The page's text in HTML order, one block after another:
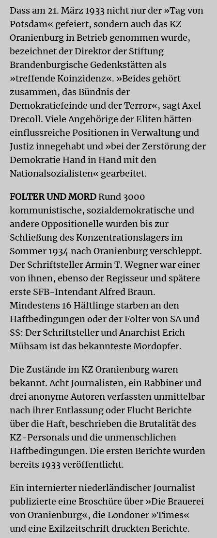
Dass am 21. März 1933 nicht nur der »Tag von
Potsdam« gefeiert, sondern auch das KZ
Oranienburg in Betrieb genommen wurde,
bezeichnet der Direktor der Stiftung
Brandenburgische Gedenkstätten als
»treffende Koinzidenz«. »Beides gehört
zusammen, das Bündnis der
Demokratiefeinde und der Terror«, sagt Axel
Drecoll. Viele Angehörige der Eliten hätten
einflussreiche Positionen in Verwaltung und
Justiz innegehabt und »bei der Zerstörung der
Demokratie Hand in Hand mit den
Nationalsozialisten« gearbeitet.
FOLTER UND MORDRund 3000
kommunistische, sozialdemokratische und
andere Oppositionelle wurden bis zur
Schließung des Konzentrationslagers im
Sommer 1934 nach Oranienburg verschleppt.
Der Schriftsteller Armin T. Wegner war einer
von ihnen, ebenso der Regisseur und spätere
erste SFB-Intendant Alfred Braun.
Mindestens 16 Häftlinge starben an den
Haftbedingungen oder der Folter von SA und
SS: Der Schriftsteller und Anarchist Erich
Mühsam ist das bekannteste Mordopfer.
Die Zustände im KZ Oranienburg waren
bekannt. Acht Journalisten, ein Rabbiner und
drei anonyme Autoren verfassten unmittelbar
nach ihrer Entlassung oder Flucht Berichte
über die Haft, beschrieben die Brutalität des
KZ-Personals und die unmenschlichen
Haftbedingungen. Die ersten Berichte wurden
bereits 1933 veröffentlicht.
Ein internierter niederländischer Journalist
publizierte eine Broschüre über »Die Brauerei
von Oranienburg«, die Londoner »Times«
und eine Exilzeitschrift druckten Berichte.